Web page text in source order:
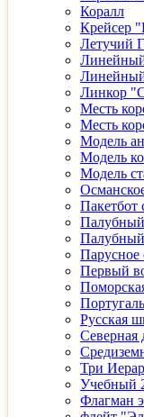
Коралл
Крейсер
Летучий
Линейный
Линкор
Месть
Месть
Модель
Модель
Модель
Пакетбот
Парусное
Первый
Русская
Северная
Три
Учебный
Флагман